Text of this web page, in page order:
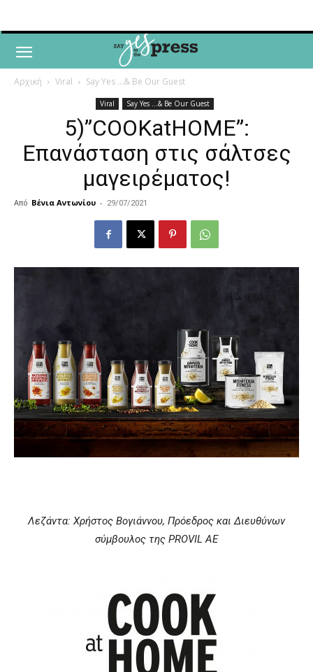
Αρχική Viral Say Yes ...& Be Our Guest
Viral Say Yes ...& Be Our Guest
5)”COOKatHOME”:
Επανάσταση στις σάλτσες
μαγειρέματος!
Από Βένια Αντωνίου - 29/07/2021
Λεζάντα: Χρήστος Βογιάννου, Πρόεδρος και Διευθύνων
σύμβουλος της PROVIL ΑΕ